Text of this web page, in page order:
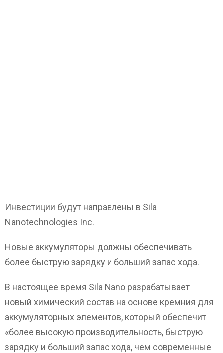
Инвестиции будут направлены в Sila
Nanotechnologies Inc.
Новые аккумуляторы должны обеспечивать
более быструю зарядку и больший запас хода.
В настоящее время Sila Nano разрабатывает
новый химический состав на основе кремния для
аккумуляторных элементов, который обеспечит
«более высокую производительность, быструю
зарядку и больший запас хода, чем современные